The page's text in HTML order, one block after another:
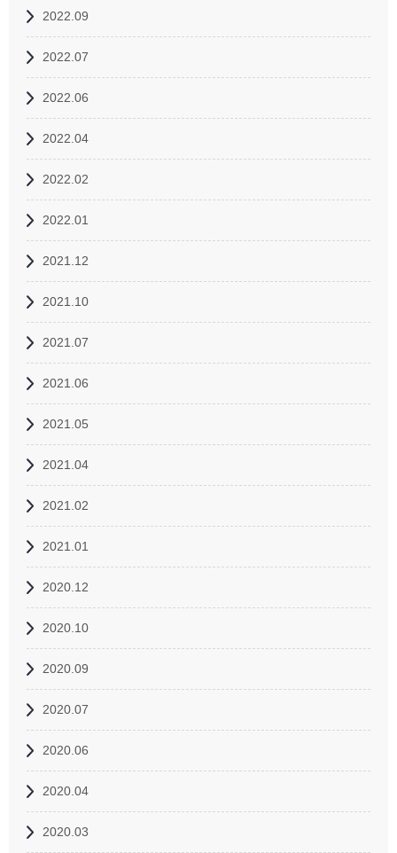
2022.09
2022.07
2022.06
2022.04
2022.02
2022.01
2021.12
2021.10
2021.07
2021.06
2021.05
2021.04
2021.02
2021.01
2020.12
2020.10
2020.09
2020.07
2020.06
2020.04
2020.03